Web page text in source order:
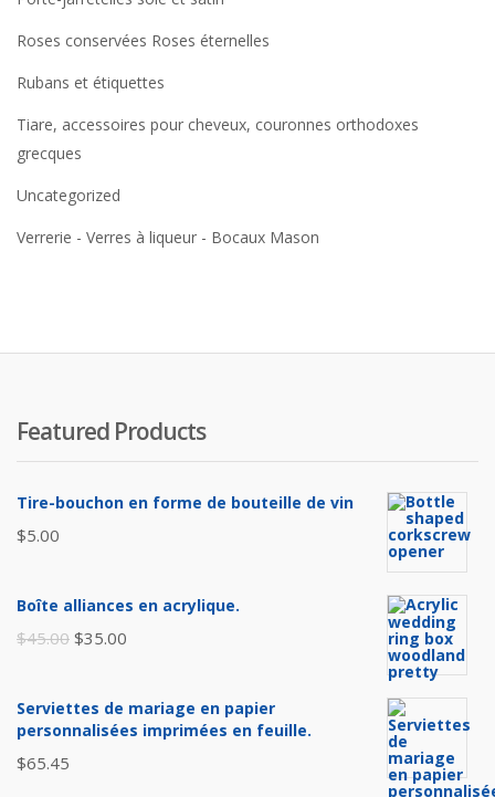
Roses conservées Roses éternelles
Rubans et étiquettes
Tiare, accessoires pour cheveux, couronnes orthodoxes
grecques
Uncategorized
Verrerie - Verres à liqueur - Bocaux Mason
Featured Products
Tire-bouchon en forme de bouteille de vin
$5.00
Boîte alliances en acrylique.
$45.00 Le
initial
était :
$35.00
actuel
est :
Serviettes de mariage en papier
personnalisées imprimées en feuille.
$65.45